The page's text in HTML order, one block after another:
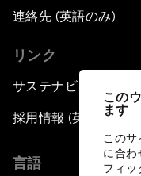
この
ます
この
に合わ
フィッ
連絡先 (英語のみ)
リンク
サステナビリティへの
採用情報 (英語のみ)
言語